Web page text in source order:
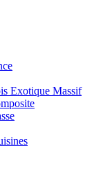
Exotique Massif